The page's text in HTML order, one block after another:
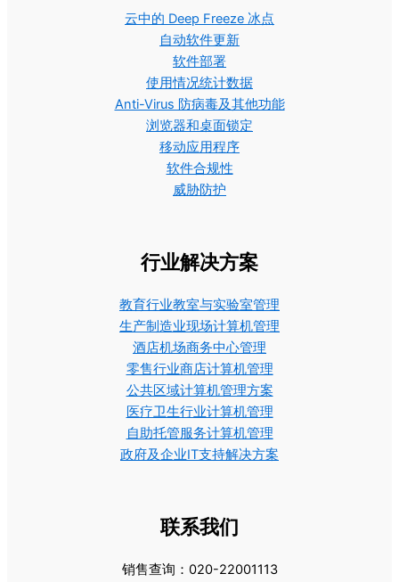
云中的 Deep Freeze 冰点
自动软件更新
软件部署
使用情况统计数据
Anti-Virus 防病毒及其他功能
浏览器和桌面锁定
移动应用程序
软件合规性
威胁防护
行业解决方案
教育行业教室与实验室管理
生产制造业现场计算机管理
酒店机场商务中心管理
零售行业商店计算机管理
公共区域计算机管理方案
医疗卫生行业计算机管理
自助托管服务计算机管理
政府及企业IT支持解决方案
联系我们
销售查询：020-22001113